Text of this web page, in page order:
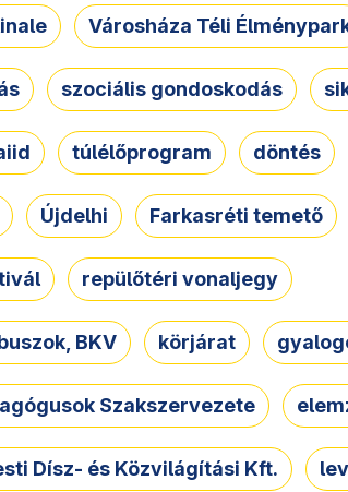
Városháza Téli
szociális gondoskodás
túlélőprogram döntés
Újdelhi Farkasréti temető
repülőtéri vonaljegy
BKV körjárat
Szakszervezete
Dísz- és Közvilágítási Kft.